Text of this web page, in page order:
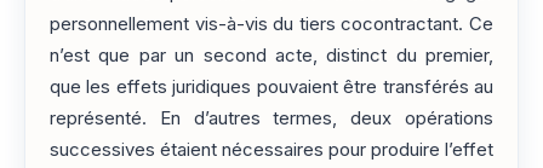
personnellement vis-à-vis du tiers cocontractant. Ce
n’est que par un second acte, distinct du premier,
que les effets juridiques pouvaient être transférés au
représenté. En d’autres termes, deux opérations
successives étaient nécessaires pour produire l’effet